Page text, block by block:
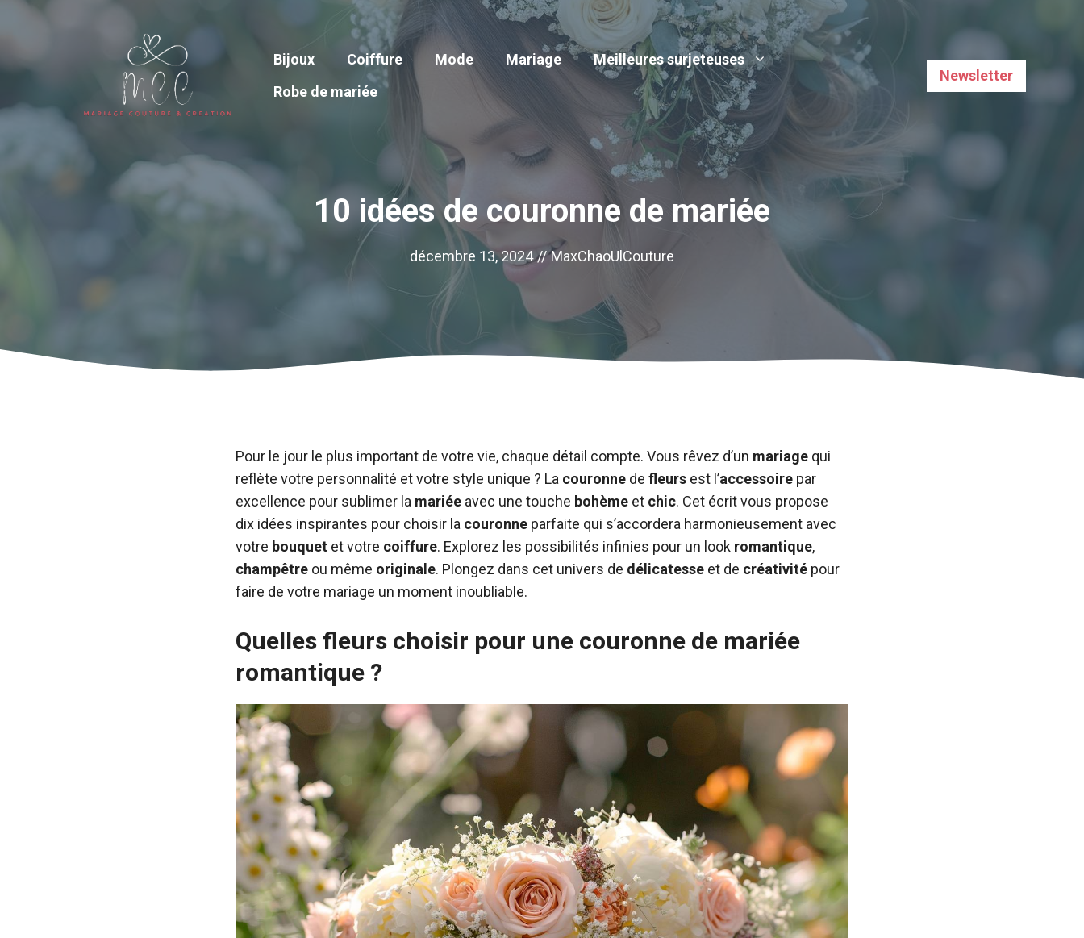
Bijoux Coiffure Mode Mariage
Meilleures surjeteuses
Robe de mariée
Newsletter
10 idées de couronne de mariée
décembre 13, 2024 // MaxChaoUlCouture
Pour le jour le plus important de votre vie, chaque détail compte. Vous rêvez d’un mariage qui
reflète votre personnalité et votre style unique ? La couronne de fleurs est l’accessoire par
excellence pour sublimer la mariée avec une touche bohème et chic. Cet écrit vous propose
dix idées inspirantes pour choisir la couronne parfaite qui s’accordera harmonieusement avec
votre bouquet et votre coiffure. Explorez les possibilités infinies pour un look romantique,
champêtre ou même originale. Plongez dans cet univers de délicatesse et de créativité pour
faire de votre mariage un moment inoubliable.
Quelles fleurs choisir pour une couronne de mariée
romantique ?